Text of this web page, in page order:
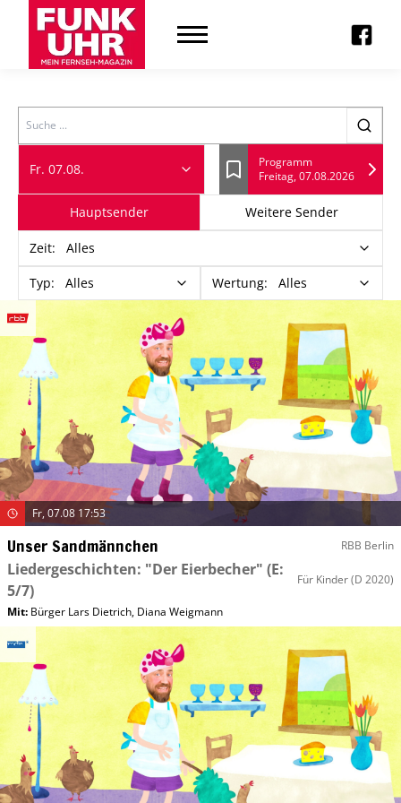
Search
Fr. 07.08. Lesezeichen
Programm
Freitag, 07.08.2026
Hauptsender Weitere Sender
Zeit: Alles
Typ: Alles Wertung: Alles
Fr, 07.08 17:53
Unser Sandmännchen RBB Berlin
Liedergeschichten: "Der Eierbecher" (E:
5/7)
Für Kinder(D 2020)
Mit: Bürger Lars Dietrich, Diana Weigmann